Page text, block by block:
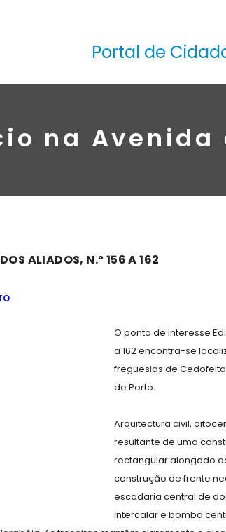
Portal de
na Avenida
ALIADOS, N.º 156 A 162
O ponto de interesse
a 162 encontra-se
freguesias de
de Porto.
Arquitectura civil,
resultante de uma
rectangular alongado
construção de frente
escadaria central de
intercalar e bomba